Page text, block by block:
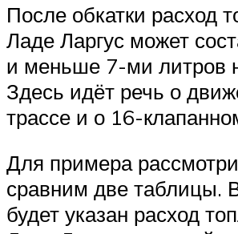
После обкатки расход
Ладе Ларгус может
и меньше 7-ми литров
Здесь идёт речь о
трассе и о 16-
Для примера
сравним две таблицы.
будет указан расход